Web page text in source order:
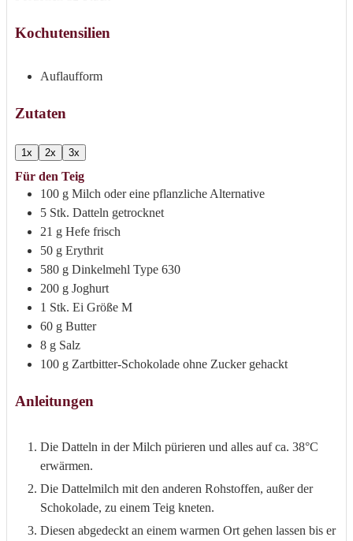
Kochutensilien
Auflaufform
Zutaten
1x 2x 3x
Für den Teig
100 g Milch oder eine pflanzliche Alternative
5 Stk. Datteln getrocknet
21 g Hefe frisch
50 g Erythrit
580 g Dinkelmehl Type 630
200 g Joghurt
1 Stk. Ei Größe M
60 g Butter
8 g Salz
100 g Zartbitter-Schokolade ohne Zucker gehackt
Anleitungen
Die Datteln in der Milch pürieren und alles auf ca. 38°C
erwärmen.
Die Dattelmilch mit den anderen Rohstoffen, außer der
Schokolade, zu einem Teig kneten.
Diesen abgedeckt an einem warmen Ort gehen lassen bis er